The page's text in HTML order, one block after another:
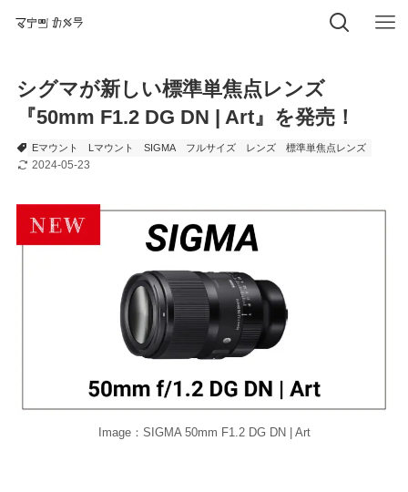
シグマが新しい標準単焦点レンズ
『50mm F1.2 DG DN | Art』を発売！
Eマウント Lマウント SIGMA フルサイズ レンズ 標準単焦点レンズ
2024-05-23
Image：SIGMA 50mm F1.2 DG DN | Art